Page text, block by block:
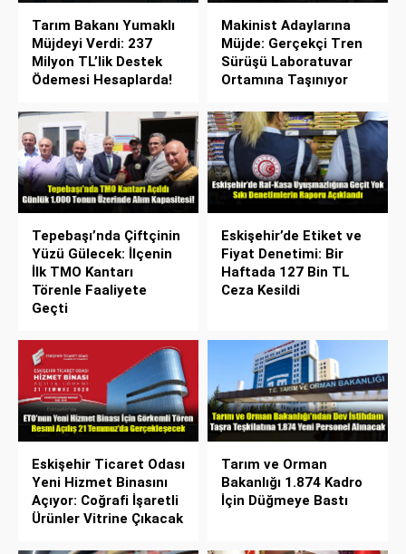
Tarım Bakanı Yumaklı
Müjdeyi Verdi: 237
Milyon TL’lik Destek
Ödemesi Hesaplarda!
Makinist Adaylarına
Müjde: Gerçekçi Tren
Sürüşü Laboratuvar
Ortamına Taşınıyor
Tepebaşı’nda Çiftçinin
Yüzü Gülecek: İlçenin
İlk TMO Kantarı
Törenle Faaliyete
Geçti
Eskişehir’de Etiket ve
Fiyat Denetimi: Bir
Haftada 127 Bin TL
Ceza Kesildi
Eskişehir Ticaret Odası
Yeni Hizmet Binasını
Açıyor: Coğrafi İşaretli
Ürünler Vitrine Çıkacak
Tarım ve Orman
Bakanlığı 1.874 Kadro
İçin Düğmeye Bastı